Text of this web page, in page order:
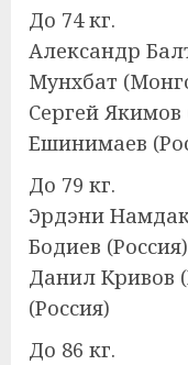
До 74 кг.
Александр
Мунхбат
Сергей
Ешинимаев
До 79 кг.
Эрдэни
Бодиев (Россия)
Данил Кривов
(Россия)
До 86 кг.